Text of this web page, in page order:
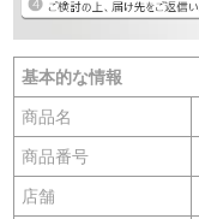
基本的な情報
商品名
商品番号
店舗